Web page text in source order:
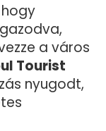
a város
Tourist
nyugodt,